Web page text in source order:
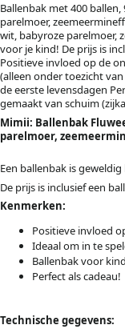
Ballenbak met 400
parelmoer,
wit, babyroze parelmoer,
voor je kind! De prijs is
Positieve invloed op de
(alleen onder toezicht
de eerste levensdagen
gemaakt van schuim
Mimii: Ballenbak
parelmoer,
Een ballenbak is
De prijs is inclusief een
Kenmerken:
Positieve invloed
Ideaal om in te
Ballenbak voor
Perfect als cadeau!
Technische gegevens: